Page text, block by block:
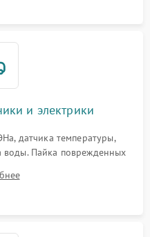
и электрики
датчика температуры,
воды. Пайка поврежденных
проводки и контактов.